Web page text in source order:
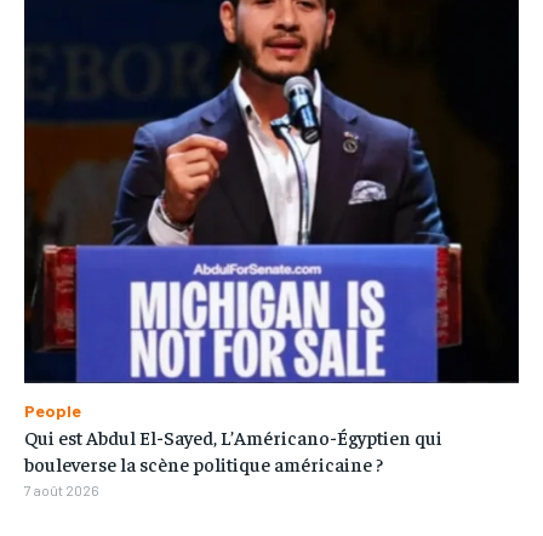
People
Qui est Abdul El-Sayed, L’Américano-Égyptien qui
bouleverse la scène politique américaine ?
7 août 2026